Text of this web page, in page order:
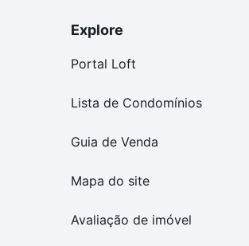
Explore
Portal Loft
Lista de Condomínios
Guia de Venda
Mapa do site
Avaliação de imóvel